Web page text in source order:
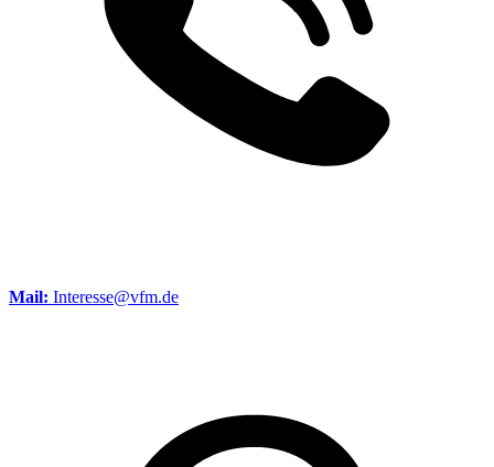
Mail: Interesse@vfm.de